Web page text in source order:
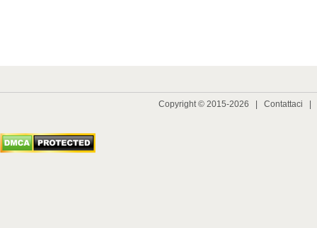
Copyright © 2015-2026 | Contattaci |